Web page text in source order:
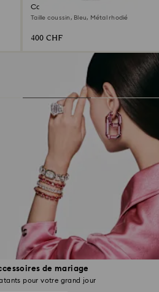
de mariage
pour votre grand jour
Collier Millenia
Taille coussin, Bleu, Métal rhodié
400 CHF